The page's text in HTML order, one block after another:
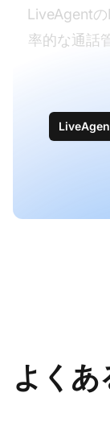
LiveAgent
率的な通話
よくあ